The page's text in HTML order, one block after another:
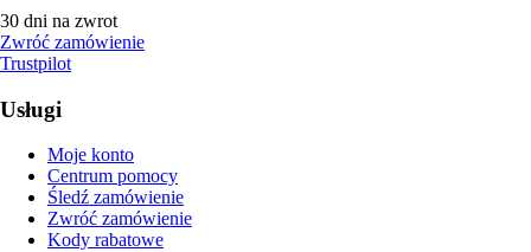
30 dni na zwrot
Zwróć zamówienie
Trustpilot
Usługi
Moje konto
Centrum pomocy
Śledź zamówienie
Zwróć zamówienie
Kody rabatowe